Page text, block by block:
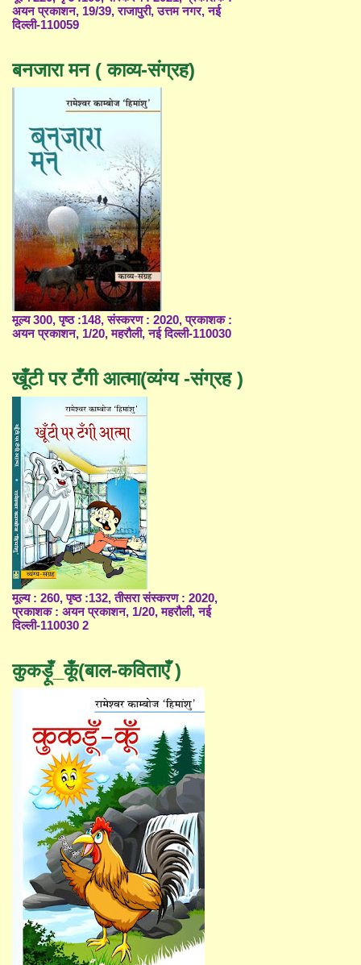
अयन प्रकाशन, 19/39, राजापुरी, उत्तम नगर, नई
दिल्ली-110059
बनजारा मन ( काव्य-संग्रह)
मूल्य 300, पृष्ठ :148, संस्करण : 2020, प्रकाशक :
अयन प्रकाशन, 1/20, महरौली, नई दिल्ली-110030
खूँटी पर टँगी आत्मा(व्यंग्य -संग्रह )
मूल्य : 260, पृष्ठ :132, तीसरा संस्करण : 2020,
प्रकाशक : अयन प्रकाशन, 1/20, महरौली, नई
दिल्ली-110030 2
कुकड़ूँ_कूँ(बाल-कविताएँ )